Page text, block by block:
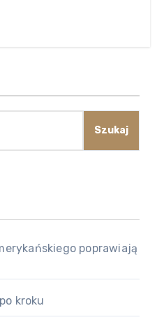
Szukaj
poprawiają
kroku